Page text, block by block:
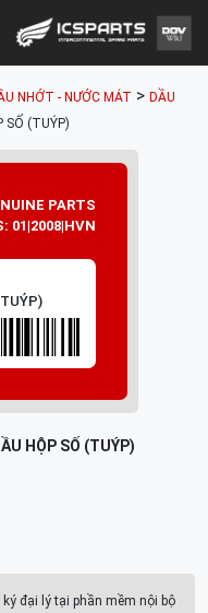
NHỚT - NƯỚC MÁT > DẦU
SỐ (TUÝP)
PARTS
01|2008|HVN
HỘP SỐ (TUÝP)
đại lý tại phần mềm nội bộ